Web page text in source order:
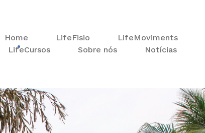
Home LifeFisio LifeMoviments
LifeCursos
Sobre nós Notícias